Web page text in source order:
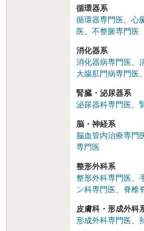
循環器系
循環器専門医
心
医
不整脈専門医
消化器系
消化器病専門医
大腸肛門病専門医
腎臓・泌尿器系
泌尿器科専門医
脳・神経系
脳血管内治療専門
専門医
整形外科系
整形外科専門医
ン科専門医
脊椎
皮膚科・形成外科
形成外科専門医